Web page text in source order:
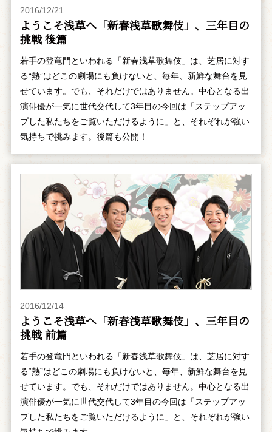
2016/12/21
ようこそ浅草へ「新春浅草歌舞伎」、三年目の
挑戦 後篇
若手の登竜門といわれる「新春浅草歌舞伎」は、芝居に対す
る“熱”はどこの劇場にも負けないと、毎年、新鮮な舞台を見
せています。でも、それだけではありません。中心となる出
演俳優が一気に世代交代して3年目の今回は「ステップアッ
プした私たちをご覧いただけるように」と、それぞれが強い
気持ちで挑みます。後篇も公開！
2016/12/14
ようこそ浅草へ「新春浅草歌舞伎」、三年目の
挑戦 前篇
若手の登竜門といわれる「新春浅草歌舞伎」は、芝居に対す
る“熱”はどこの劇場にも負けないと、毎年、新鮮な舞台を見
せています。でも、それだけではありません。中心となる出
演俳優が一気に世代交代して3年目の今回は「ステップアッ
プした私たちをご覧いただけるように」と、それぞれが強い